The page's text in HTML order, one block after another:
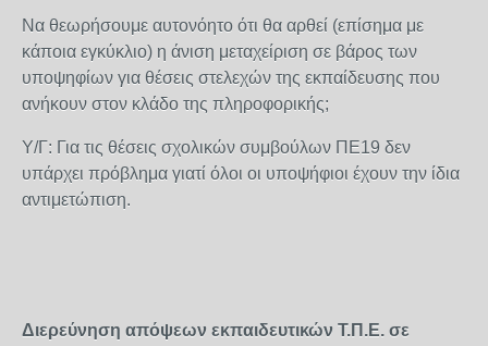
Να θεωρήσουμε αυτονόητο ότι θα αρθεί (επίσημα με
κάποια εγκύκλιο) η άνιση μεταχείριση σε βάρος των
υποψηφίων για θέσεις στελεχών της εκπαίδευσης που
ανήκουν στον κλάδο της πληροφορικής;
Υ/Γ: Για τις θέσεις σχολικών συμβούλων ΠΕ19 δεν
υπάρχει πρόβλημα γιατί όλοι οι υποψήφιοι έχουν την ίδια
αντιμετώπιση.
Διερεύνηση απόψεων εκπαιδευτικών Τ.Π.Ε. σε